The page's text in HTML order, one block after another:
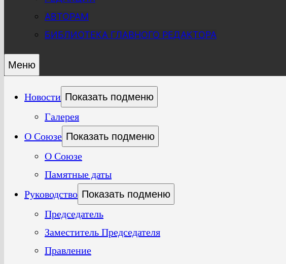
АВТОРАМ
БИБЛИОТЕКА ГЛАВНОГО РЕДАКТОРА
Меню
Новости Показать подменю
Галерея
О Союзе Показать подменю
О Союзе
Памятные даты
Руководство Показать подменю
Председатель
Заместитель Председателя
Правление